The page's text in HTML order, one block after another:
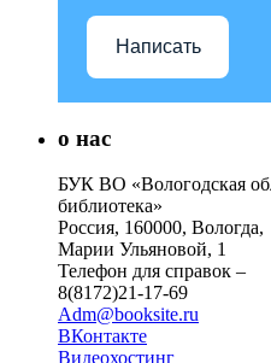
Написать
о нас
БУК ВО «Вологодская
библиотека»
Россия, 160000, Вологда,
Марии Ульяновой, 1
Телефон для справок –
8(8172)21-17-69
Adm@booksite.ru
ВКонтакте
Видеохостинг